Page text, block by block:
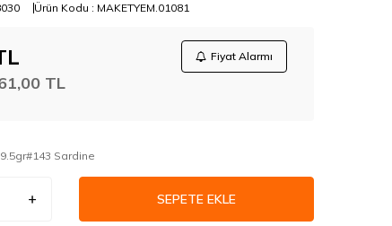
Ürün Kodu : MAKETYEM.01081
Fiyat Alarmı
TL
Sardine
SEPETE EKLE